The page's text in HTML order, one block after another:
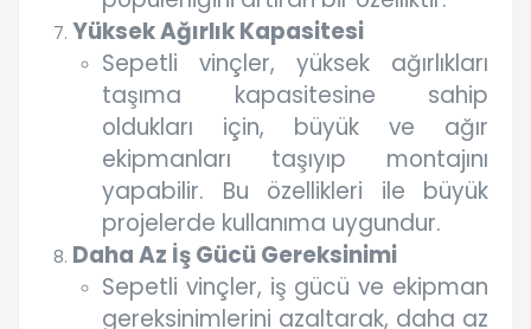
Yüksek Ağırlık Kapasitesi
Sepetli vinçler, yüksek ağırlıkları
taşıma kapasitesine sahip
oldukları için, büyük ve ağır
ekipmanları taşıyıp montajını
yapabilir. Bu özellikleri ile büyük
projelerde kullanıma uygundur.
Daha Az İş Gücü Gereksinimi
Sepetli vinçler, iş gücü ve ekipman
gereksinimlerini azaltarak, daha az